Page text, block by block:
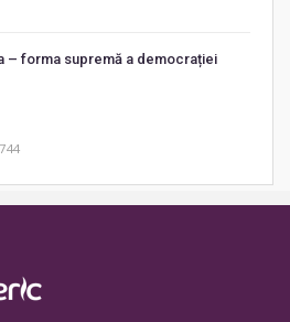
– forma supremă a democrației